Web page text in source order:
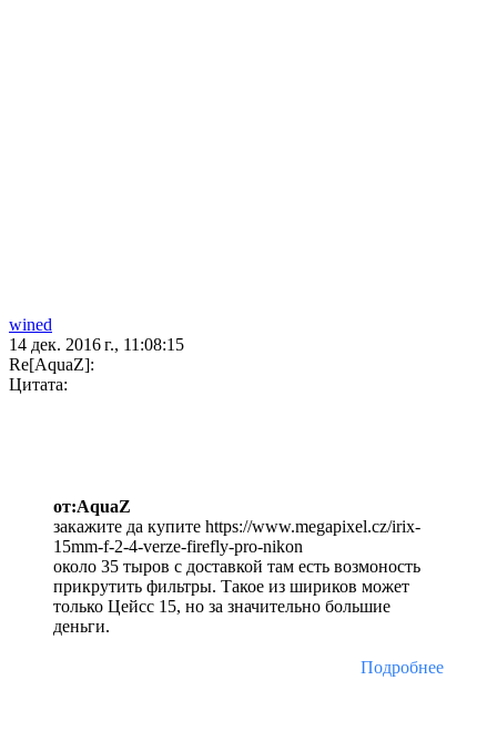
wined
14 дек. 2016 г., 11:08:15
Re[AquaZ]:
Цитата:
от:AquaZ
закажите да купите https://www.megapixel.cz/irix-
15mm-f-2-4-verze-firefly-pro-nikon
около 35 тыров с доставкой там есть возмоность
прикрутить фильтры. Такое из шириков может
только Цейсс 15, но за значительно большие
деньги.
Подробнее